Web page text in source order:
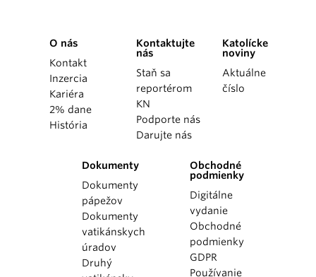
O nás
Kontakt
Inzercia
Kariéra
2% dane
História
Kontaktujte
nás
Staň sa
reportérom
KN
Podporte nás
Darujte nás
Katolícke
noviny
Aktuálne
číslo
Dokumenty
Dokumenty
pápežov
Dokumenty
vatikánskych
úradov
Druhý
Obchodné
podmienky
Digitálne
vydanie
Obchodné
podmienky
GDPR
Používanie